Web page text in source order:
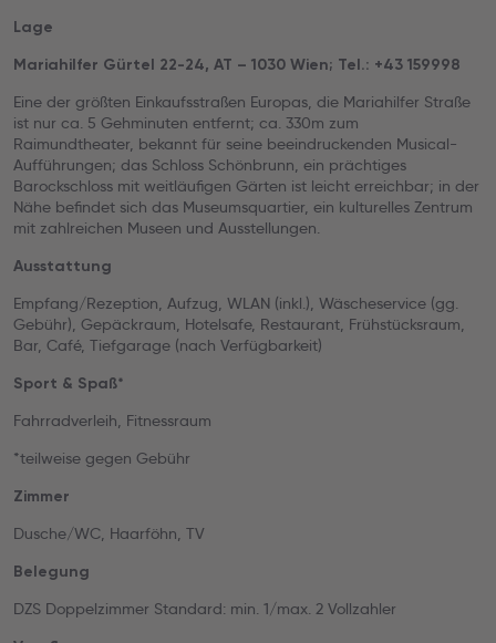
Lage
Mariahilfer Gürtel 22-24, AT – 1030 Wien; Tel.: +43 159998
Eine der größten Einkaufsstraßen Europas, die Mariahilfer Straße
ist nur ca. 5 Gehminuten entfernt; ca. 330m zum
Raimundtheater, bekannt für seine beeindruckenden Musical-
Aufführungen; das Schloss Schönbrunn, ein prächtiges
Barockschloss mit weitläufigen Gärten ist leicht erreichbar; in der
Nähe befindet sich das Museumsquartier, ein kulturelles Zentrum
mit zahlreichen Museen und Ausstellungen.
Ausstattung
Empfang/Rezeption, Aufzug, WLAN (inkl.), Wäscheservice (gg.
Gebühr), Gepäckraum, Hotelsafe, Restaurant, Frühstücksraum,
Bar, Café, Tiefgarage (nach Verfügbarkeit)
Sport & Spaß*
Fahrradverleih, Fitnessraum
*teilweise gegen Gebühr
Zimmer
Dusche/WC, Haarföhn, TV
Belegung
DZS Doppelzimmer Standard: min. 1/max. 2 Vollzahler